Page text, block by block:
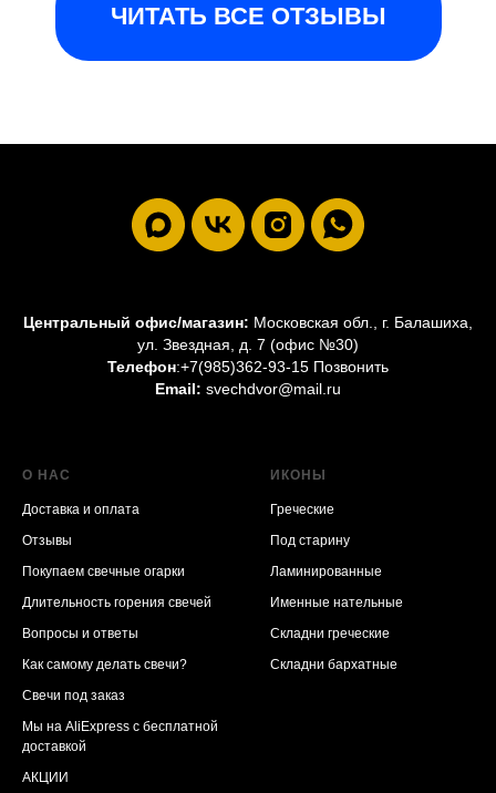
ЧИТАТЬ ВСЕ ОТЗЫВЫ
Центральный офис/магазин: Московская обл., г. Балашиха,
ул. Звездная, д. 7 (офис №30)
Телефон:+7(985)362-93-15 Позвонить
Email: svechdvor@mail.ru
О НАС
Доставка и оплата
Отзывы
Покупаем свечные огарки
Длительность горения свечей
Вопросы и ответы
Как самому делать свечи?
Свечи под заказ
Мы на AliExpress с бесплатной
доставкой
АКЦИИ
ИКОНЫ
Греческие
Под старину
Ламинированные
Именные нательные
Складни греческие
Складни бархатные